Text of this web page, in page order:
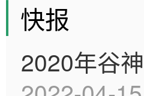
快报
2020年谷